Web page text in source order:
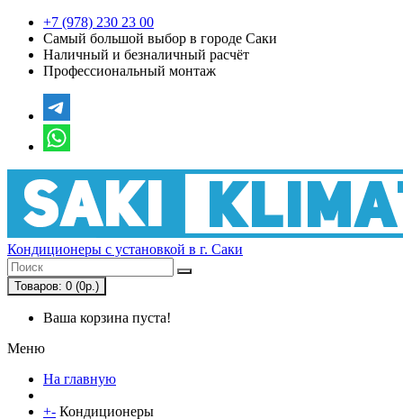
+7 (978) 230 23 00
Самый большой выбор в городе Саки
Наличный и безналичный расчёт
Профессиональный монтаж
Кондиционеры с установкой в г. Саки
Товаров: 0 (0р.)
Ваша корзина пуста!
Меню
На главную
+- Кондиционеры